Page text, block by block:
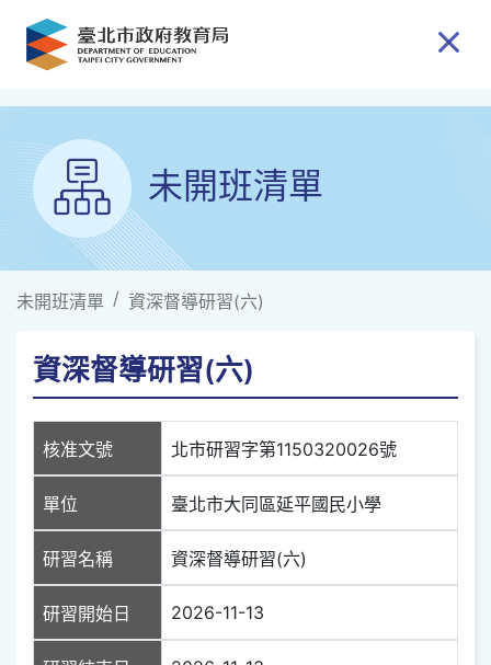
跳到主要內容
未開班清單
未開班清單 資深督導研習(六)
資深督導研習(六)
核准文號 北市研習字第1150320026號
單位 臺北市大同區延平國民小學
研習名稱 資深督導研習(六)
研習開始日 2026-11-13